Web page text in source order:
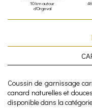
10 km autour
d'Orgeval
Coussin de garnissage
canard naturelles et
disponible dans la